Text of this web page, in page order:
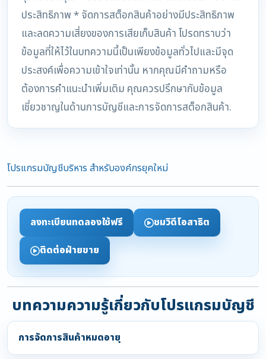
ประสิทธิภาพ * จัดการสต็อกสินค้าอย่างมีประสิทธิภาพ
และลดความเสี่ยงของการเสียเก็บสินค้า โปรดทราบว่า
ข้อมูลที่ให้ไว้ในบทความนี้เป็นเพียงข้อมูลทั่วไปและมีจุด
ประสงค์เพื่อความเข้าใจเท่านั้น หากคุณมีคำถามหรือ
ต้องการคำแนะนำเพิ่มเติม คุณควรปรึกษากับข้อมูล
เชี่ยวชาญในด้านการบัญชีและการจัดการสต็อกสินค้า.
โปรแกรมบัญชีบริหาร สำหรับองค์กรยุคใหม่
ลงทะเบียนทดลองใช้ฟรี
ชมวิดีโอสาธิต
ติดต่อฝ่ายขาย
บทความความรู้เกี่ยวกับโปรแกรมบัญชี
การจัดการสินค้าหมดอายุ